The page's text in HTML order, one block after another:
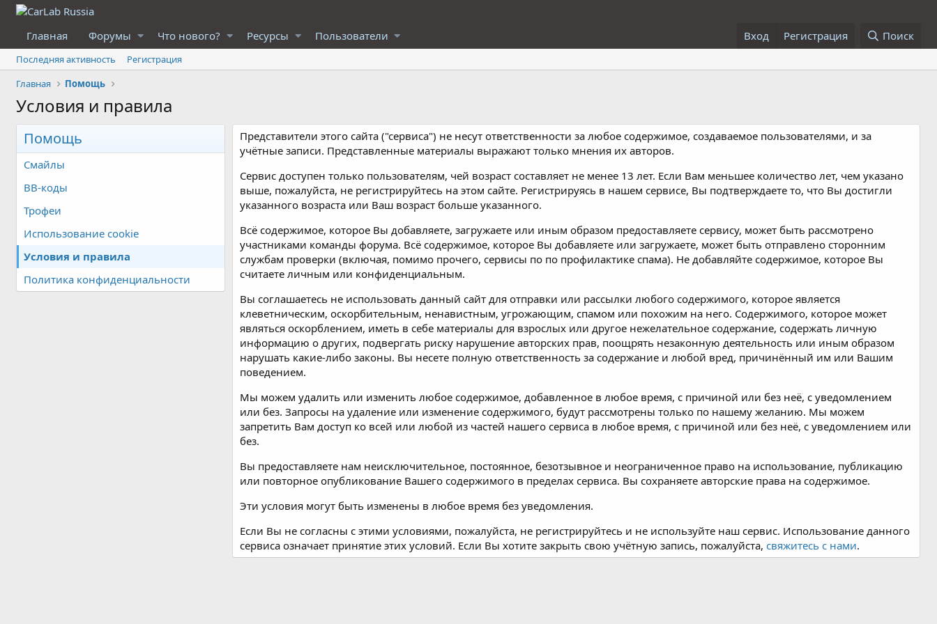
Главная Форумы Что нового? Ресурсы Пользователи Вход Регистрация Поиск
Последняя активность
Регистрация
Главная
Помощь
Условия и правила
Помощь
Смайлы
BB-коды
Трофеи
Использование cookie
Условия и правила
Политика конфиденциальности
Представители этого сайта ("сервиса") не несут ответственности за любое содержимое, создаваемое пользователями, и за
учётные записи. Представленные материалы выражают только мнения их авторов.
Сервис доступен только пользователям, чей возраст составляет не менее 13 лет. Если Вам меньшее количество лет, чем указано
выше, пожалуйста, не регистрируйтесь на этом сайте. Регистрируясь в нашем сервисе, Вы подтверждаете то, что Вы достигли
указанного возраста или Ваш возраст больше указанного.
Всё содержимое, которое Вы добавляете, загружаете или иным образом предоставляете сервису, может быть рассмотрено
участниками команды форума. Всё содержимое, которое Вы добавляете или загружаете, может быть отправлено сторонним
службам проверки (включая, помимо прочего, сервисы по по профилактике спама). Не добавляйте содержимое, которое Вы
считаете личным или конфиденциальным.
Вы соглашаетесь не использовать данный сайт для отправки или рассылки любого содержимого, которое является
клеветническим, оскорбительным, ненавистным, угрожающим, спамом или похожим на него. Содержимого, которое может
являться оскорблением, иметь в себе материалы для взрослых или другое нежелательное содержание, содержать личную
информацию о других, подвергать риску нарушение авторских прав, поощрять незаконную деятельность или иным образом
нарушать какие-либо законы. Вы несете полную ответственность за содержание и любой вред, причинённый им или Вашим
поведением.
Мы можем удалить или изменить любое содержимое, добавленное в любое время, с причиной или без неё, с уведомлением
или без. Запросы на удаление или изменение содержимого, будут рассмотрены только по нашему желанию. Мы можем
запретить Вам доступ ко всей или любой из частей нашего сервиса в любое время, с причиной или без неё, с уведомлением или
без.
Вы предоставляете нам неисключительное, постоянное, безотзывное и неограниченное право на использование, публикацию
или повторное опубликование Вашего содержимого в пределах сервиса. Вы сохраняете авторские права на содержимое.
Эти условия могут быть изменены в любое время без уведомления.
Если Вы не согласны с этими условиями, пожалуйста, не регистрируйтесь и не используйте наш сервис. Использование данного
сервиса означает принятие этих условий. Если Вы хотите закрыть свою учётную запись, пожалуйста,свяжитесь с нами.